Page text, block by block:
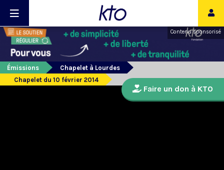
Contenu sponsorisé
Émissions
Chapelet à Lourdes
Chapelet du 10 février 2014
Faire un don à KTO